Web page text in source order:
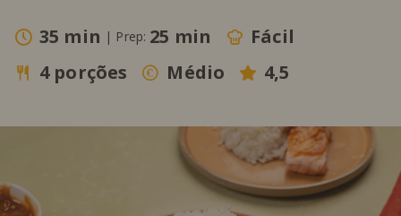
35 min | Prep: 25 min
Fácil
4 porções
Médio 4,5